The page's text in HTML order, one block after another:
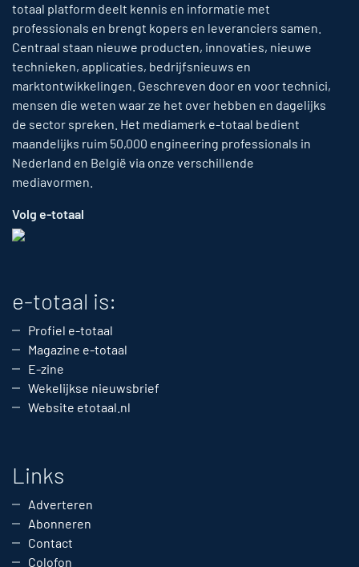
totaal platform deelt kennis en informatie met
professionals en brengt kopers en leveranciers samen.
Centraal staan nieuwe producten, innovaties, nieuwe
technieken, applicaties, bedrijfsnieuws en
marktontwikkelingen. Geschreven door en voor technici,
mensen die weten waar ze het over hebben en dagelijks
de sector spreken. Het mediamerk e-totaal bedient
maandelijks ruim 50,000 engineering professionals in
Nederland en België via onze verschillende
mediavormen.
Volg e-totaal
e-totaal is:
Profiel e-totaal
Magazine e-totaal
E-zine
Wekelijkse nieuwsbrief
Website etotaal.nl
Links
Adverteren
Abonneren
Contact
Colofon